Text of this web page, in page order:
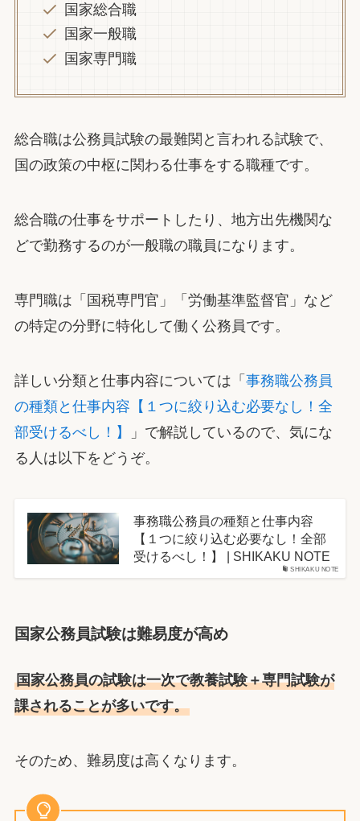
国家総合職
国家一般職
国家専門職
総合職は公務員試験の最難関と言われる試験で、
国の政策の中枢に関わる仕事をする職種です。
総合職の仕事をサポートしたり、地方出先機関な
どで勤務するのが一般職の職員になります。
専門職は「国税専門官」「労働基準監督官」など
の特定の分野に特化して働く公務員です。
詳しい分類と仕事内容については「 事務職公務員
の種類と仕事内容【１つに絞り込む必要なし！全
部受けるべし！】
」で解説しているので、気にな
る人は以下をどうぞ。
SHIKAKU NOTE
事務職公務員の種類と仕事内容
【１つに絞り込む必要なし！全部
受けるべし！】 | SHIKAKU NOTE
国家公務員試験は難易度が高め
国家公務員の試験は一次で教養試験＋専門試験が
課されることが多いです。
そのため、難易度は高くなります。